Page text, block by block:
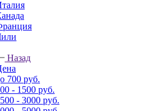
Назад
700 руб.
- 1500 руб.
- 3000 руб.